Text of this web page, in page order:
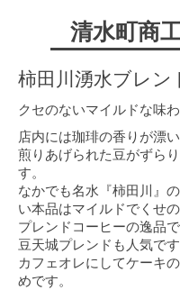
清水町商
柿田川湧水ブレン
クセのないマイルドな味
店内には珈琲の香りが漂
煎りあげられた豆がずら
す。
なかでも名水『柿田川』
い本品はマイルドでくせ
プレンドコーヒーの逸品
豆天城プレンドも人気です
カフェオレにしてケーキ
めです。